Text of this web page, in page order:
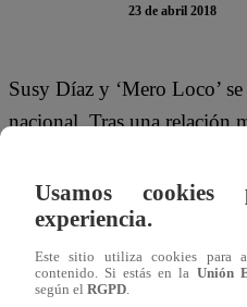
23 de abril 2018
Susy Díaz y ‘Mero Loco’
nacional. Tras una relación
“Detector de Válgame”.
Ambos personajes de la
Usamos
experiencia.
Este sitio utiliza cookies para
contenido. Si estás en la Unión
según el RGPD.